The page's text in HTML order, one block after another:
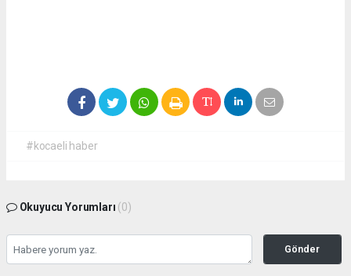
#kocaeli haber
Okuyucu Yorumları (0)
Gönder